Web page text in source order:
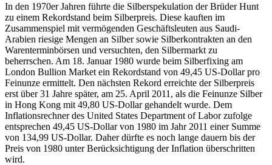
In den 1970er Jahren führte die Silberspekulation der Brüder Hunt
zu einem Rekordstand beim Silberpreis. Diese kauften im
Zusammenspiel mit vermögenden Geschäftsleuten aus Saudi-
Arabien riesige Mengen an Silber sowie Silberkontrakten an den
Warenterminbörsen und versuchten, den Silbermarkt zu
beherrschen. Am 18. Januar 1980 wurde beim Silberfixing am
London Bullion Market ein Rekordstand von 49,45 US-Dollar pro
Feinunze ermittelt. Den nächsten Rekord erreichte der Silberpreis
erst über 31 Jahre später, am 25. April 2011, als die Feinunze Silber
in Hong Kong mit 49,80 US-Dollar gehandelt wurde. Dem
Inflationsrechner des United States Department of Labor zufolge
entsprechen 49,45 US-Dollar von 1980 im Jahr 2011 einer Summe
von 134,99 US-Dollar. Daher dürfte es noch lange dauern bis der
Preis von 1980 unter Berücksichtigung der Inflation überschritten
wird.